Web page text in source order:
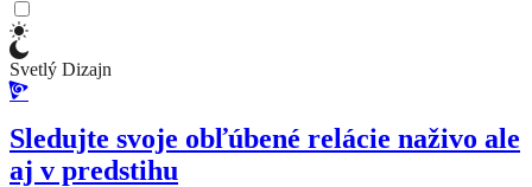
Svetlý Dizajn
Sledujte svoje obľúbené relácie naživo ale
aj v predstihu